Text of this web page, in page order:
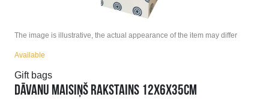
The image is illustrative, the actual appearance of the item may differ
Available
Gift bags
DĀVANU MAISIŅŠ RAKSTAINS 12X6X35CM